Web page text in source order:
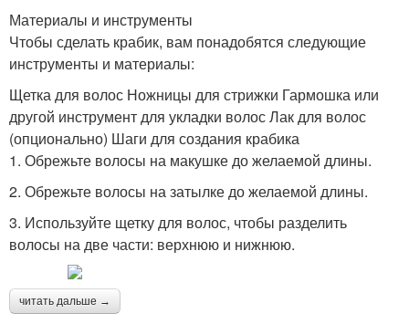
Материалы и инструменты
Чтобы сделать крабик, вам понадобятся следующие
инструменты и материалы:
Щетка для волос Ножницы для стрижки Гармошка или
другой инструмент для укладки волос Лак для волос
(опционально) Шаги для создания крабика
1. Обрежьте волосы на макушке до желаемой длины.
2. Обрежьте волосы на затылке до желаемой длины.
3. Используйте щетку для волос, чтобы разделить
волосы на две части: верхнюю и нижнюю.
читать дальше →